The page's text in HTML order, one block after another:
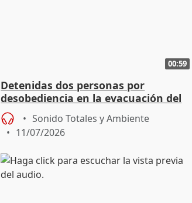
00:59
Detenidas dos personas por
desobediencia en la evacuación del
incendio de Los Gallardos
Sonido Totales y Ambiente
11/07/2026